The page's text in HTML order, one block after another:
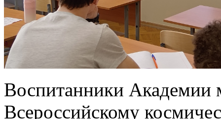
Воспитанники Академии
Всероссийскому